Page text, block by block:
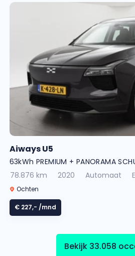
Aiways U5
63kWh PREMIUM + PANORAMA
78.876 km
2020 Automaat
Ochten
€ 227,- /mnd
Bekijk 33.058